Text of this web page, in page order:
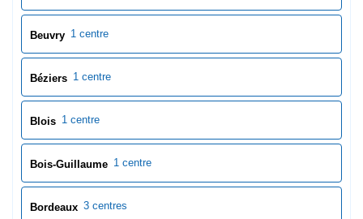
Beuvry 1 centre
Béziers 1 centre
Blois 1 centre
Bois-Guillaume 1 centre
Bordeaux 3 centres